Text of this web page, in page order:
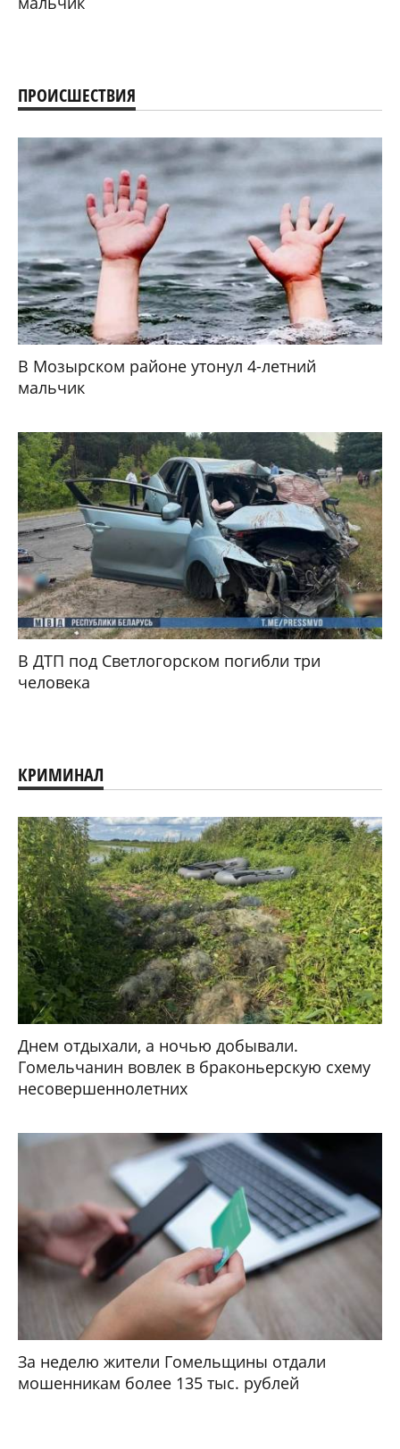
ПРОИСШЕСТВИЯ
В Мозырском районе утонул 4-летний
мальчик
В ДТП под Светлогорском погибли три
человека
КРИМИНАЛ
Днем отдыхали, а ночью добывали.
Гомельчанин вовлек в браконьерскую схему
несовершеннолетних
За неделю жители Гомельщины отдали
мошенникам более 135 тыс. рублей